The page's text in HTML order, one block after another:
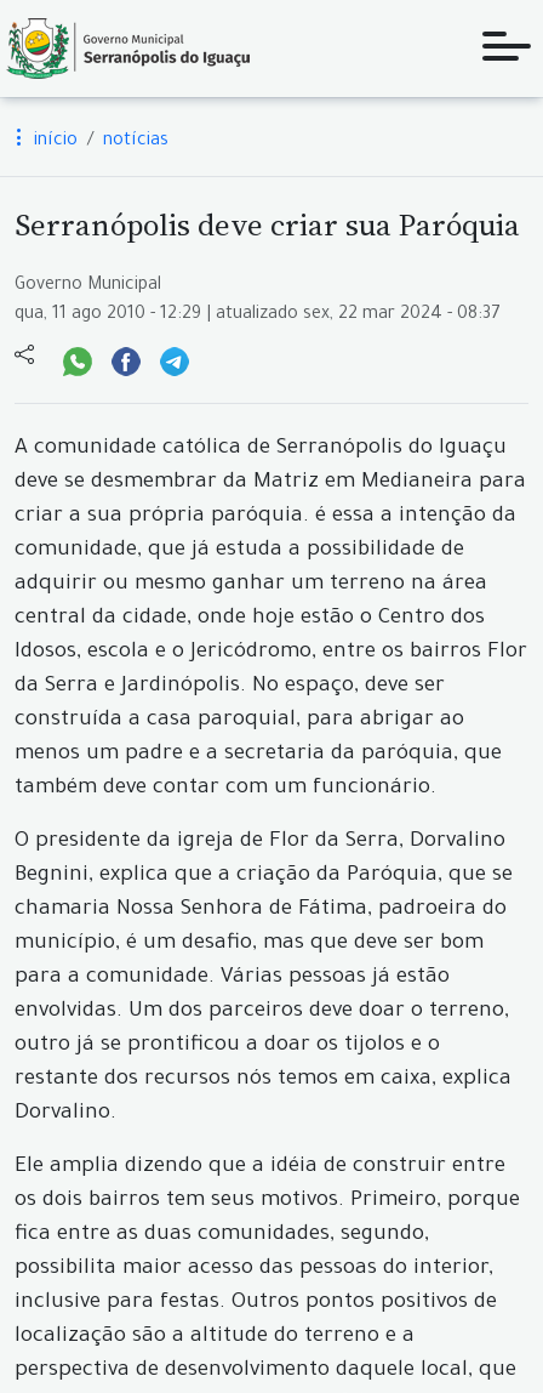
início notícias
Serranópolis deve criar sua Paróquia
Governo Municipal
qua, 11 ago 2010 - 12:29 | atualizado sex, 22 mar 2024 - 08:37
A comunidade católica de Serranópolis do Iguaçu
deve se desmembrar da Matriz em Medianeira para
criar a sua própria paróquia. é essa a intenção da
comunidade, que já estuda a possibilidade de
adquirir ou mesmo ganhar um terreno na área
central da cidade, onde hoje estão o Centro dos
Idosos, escola e o Jericódromo, entre os bairros Flor
da Serra e Jardinópolis. No espaço, deve ser
construída a casa paroquial, para abrigar ao
menos um padre e a secretaria da paróquia, que
também deve contar com um funcionário.
O presidente da igreja de Flor da Serra, Dorvalino
Begnini, explica que a criação da Paróquia, que se
chamaria Nossa Senhora de Fátima, padroeira do
município, é um desafio, mas que deve ser bom
para a comunidade. Várias pessoas já estão
envolvidas. Um dos parceiros deve doar o terreno,
outro já se prontificou a doar os tijolos e o
restante dos recursos nós temos em caixa, explica
Dorvalino.
Ele amplia dizendo que a idéia de construir entre
os dois bairros tem seus motivos. Primeiro, porque
fica entre as duas comunidades, segundo,
possibilita maior acesso das pessoas do interior,
inclusive para festas. Outros pontos positivos de
localização são a altitude do terreno e a
perspectiva de desenvolvimento daquele local, que